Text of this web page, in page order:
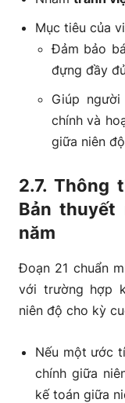
Mục tiêu của
Đảm bảo
đựng đầy
Giúp
chính và
giữa niên
2.7. Thông
Bản thuyết
năm
Đoạn 21 chuẩn
với trường hợp
niên độ cho kỳ
Nếu một ước
chính giữa
kế toán giữa